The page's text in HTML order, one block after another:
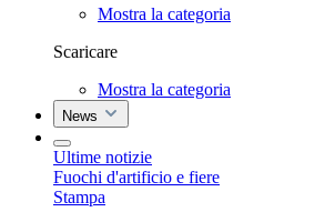
Mostra la categoria
Scaricare
Mostra la categoria
News
Ultime notizie
Fuochi d'artificio e fiere
Stampa